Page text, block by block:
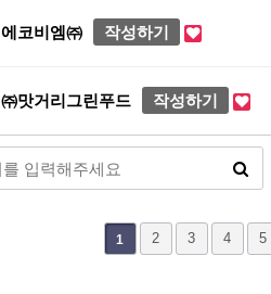
에코비엠㈜ 작성하기
㈜맛거리그린푸드 작성하기
1 2 3 4 5